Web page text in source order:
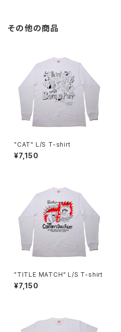
その他の商品
"CAT" L/S T-shirt
¥7,150
"TITLE MATCH" L/S T-shirt
¥7,150